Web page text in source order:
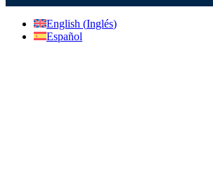
English (Inglés)
Español